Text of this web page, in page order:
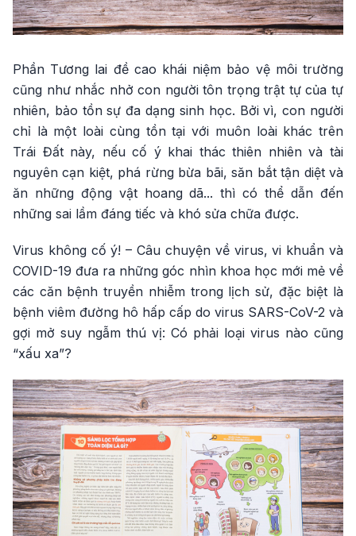
Phần Tương lai đề cao khái niệm bảo vệ môi trường
cũng như nhắc nhở con người tôn trọng trật tự của tự
nhiên, bảo tồn sự đa dạng sinh học. Bởi vì, con người
chỉ là một loài cùng tồn tại với muôn loài khác trên
Trái Đất này, nếu cố ý khai thác thiên nhiên và tài
nguyên cạn kiệt, phá rừng bừa bãi, săn bắt tận diệt và
ăn những động vật hoang dã... thì có thể dẫn đến
những sai lầm đáng tiếc và khó sửa chữa được.
Virus không cố ý! – Câu chuyện về virus, vi khuẩn và
COVID-19 đưa ra những góc nhìn khoa học mới mẻ về
các căn bệnh truyền nhiễm trong lịch sử, đặc biệt là
bệnh viêm đường hô hấp cấp do virus SARS-CoV-2 và
gợi mở suy ngẫm thú vị: Có phải loại virus nào cũng
“xấu xa”?